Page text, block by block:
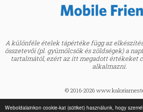
Weboldalainkon cookie-kat (sütiket) használunk, hogy
A különféle ételek tápértéke függ az
összetevői (pl. gyümölcsök és zöldségek) a
tartalmától, ezért az itt megadott értékeket
alkalmazni.
© 2016-2026